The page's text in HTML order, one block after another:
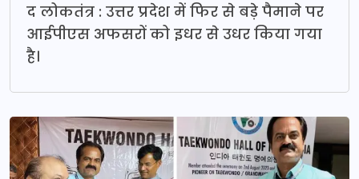
द लोकतंत्र : उत्तर प्रदेश में फिर से बड़े पैमाने पर
आईपीएस अफसरों को इधर से उधर किया गया
है।